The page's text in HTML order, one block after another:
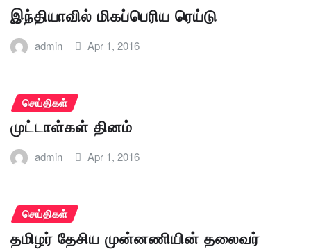
இந்தியாவில் மிகப்பெரிய ரெய்டு
admin Apr 1, 2016
செய்திகள்
முட்டாள்கள் தினம்
admin Apr 1, 2016
செய்திகள்
தமிழர் தேசிய முன்னணியின் தலைவர்